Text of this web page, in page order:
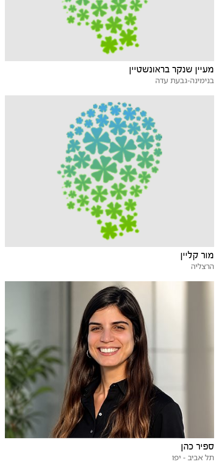
מעיין שנקר בראונשטיין
בנימינה-גבעת עדה
מור קליין
הרצליה
ספיר כהן
תל אביב - יפו